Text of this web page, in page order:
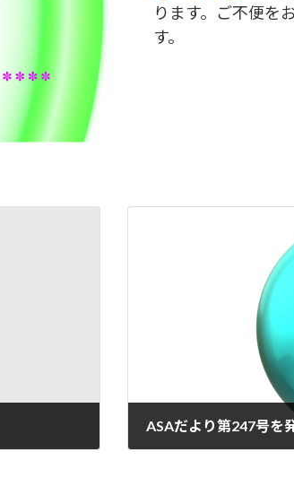
ります。ご不便を
す。
ASAだより第247号を